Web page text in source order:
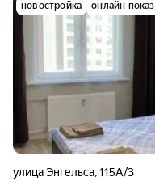
новостройка онлайн показ
улица Энгельса,115А/3